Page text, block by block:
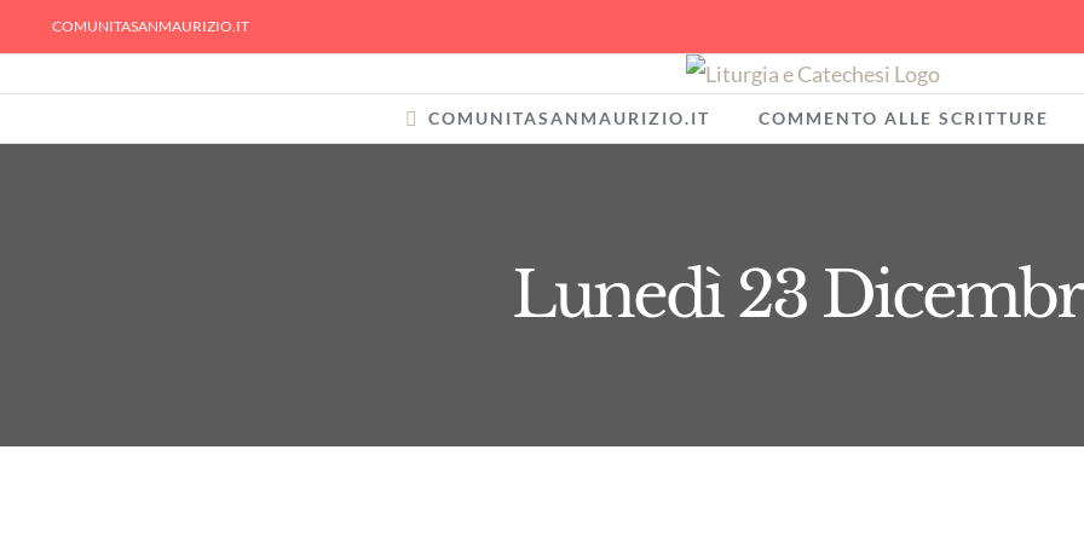
to
content
COMUNITASANMAURIZIO.IT
COMUNITASANMAURIZIO.IT COMMENTO ALLE SCRITTURE
Lunedì 23